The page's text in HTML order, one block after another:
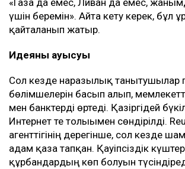
«Газа да емес, Ливан да емес,
үшін беремін». Айта кету керек, бұл
қайталанып жатыр.
Идеяның ауысуы
Сол кезде наразылық танытушылар
бөлімшелерін басып алып,
мен банктерді өртеді. Қазіргідей
Интернет те толығымен сөндірілді.
агенттігінің дерегінше, сол кезде
адам қаза тапқан. Қауіпсіздік
құрбандардың көп болуын